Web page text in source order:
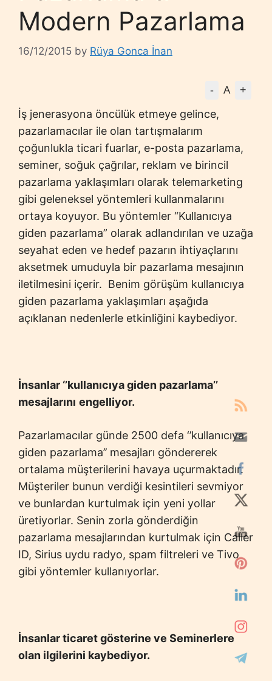
Modern Pazarlama
16/12/2015 by Rüya Gonca İnan
- A +
İş jenerasyona öncülük etmeye gelince,
pazarlamacılar ile olan tartışmalarım
çoğunlukla ticari fuarlar, e-posta pazarlama,
seminer, soğuk çağrılar, reklam ve birincil
pazarlama yaklaşımları olarak telemarketing
gibi geleneksel yöntemleri kullanmalarını
ortaya koyuyor. Bu yöntemler “Kullanıcıya
giden pazarlama” olarak adlandırılan ve uzağa
seyahat eden ve hedef pazarın ihtiyaçlarını
aksetmek umuduyla bir pazarlama mesajının
iletilmesini içerir. Benim görüşüm kullanıcıya
giden pazarlama yaklaşımları aşağıda
açıklanan nedenlerle etkinliğini kaybediyor.
İnsanlar ‘’kullanıcıya giden pazarlama’’
mesajlarını engelliyor.
Pazarlamacılar günde 2500 defa ‘’kullanıcıya
giden pazarlama’’ mesajları göndererek
ortalama müşterilerini havaya uçurmaktadır.
Müşteriler bunun verdiği kesintileri sevmiyor
ve bunlardan kurtulmak için yeni yollar
üretiyorlar. Senin zorla gönderdiğin
pazarlama mesajlarından kurtulmak için Caller
ID, Sirius uydu radyo, spam filtreleri ve Tivo
gibi yöntemler kullanıyorlar.
İnsanlar ticaret gösterine ve Seminerlere
olan ilgilerini kaybediyor.